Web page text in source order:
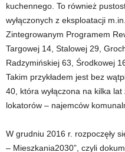
kuchennego. To również
wyłączonych z eksploatacji
Zintegrowanym Programem
Targowej 14, Stalowej 29,
Radzymińskiej 63, Środkowej
Takim przykładem jest bez
40, która wyłączona na kilka
lokatorów – najemców
W grudniu 2016 r. rozpoczęły
– Mieszkania2030”, czyli